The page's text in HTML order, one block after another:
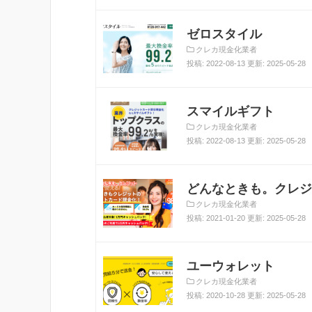
ゼロスタイル
クレカ現金化業者
投稿: 2022-08-13 更新: 2025-05-28
スマイルギフト
クレカ現金化業者
投稿: 2022-08-13 更新: 2025-05-28
どんなときも。クレ
クレカ現金化業者
投稿: 2021-01-20 更新: 2025-05-28
ユーウォレット
クレカ現金化業者
投稿: 2020-10-28 更新: 2025-05-28